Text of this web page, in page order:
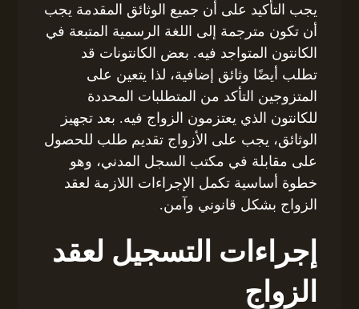
يجب التأكيد على أن جميع الوثائق المقدمة يجب
أن تكون مترجمة إلى اللغة الرسمية المتبعة في
الكانتون المتواجد فيه. بعض الكانتونات قد
تطلب أيضًا وثائق إضافية، لذا يتعين على
المتزوجين التأكد من المتطلبات المحددة
للكانتون الذي يعتزمون الزواج فيه. بعد تجهيز
الوثائق، يجب على الأزواج تقديم طلب للحصول
على مقابلة في مكتب السجل المدني، وهو
خطوة أساسية تكمل الإجراءات اللازمة لعقد
الزواج بشكل قانوني وآمن.
إجراءات التسجيل لعقد
الزواج